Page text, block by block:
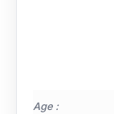
Age :